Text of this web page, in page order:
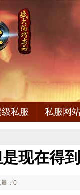
私服 私服网
现在得
：0